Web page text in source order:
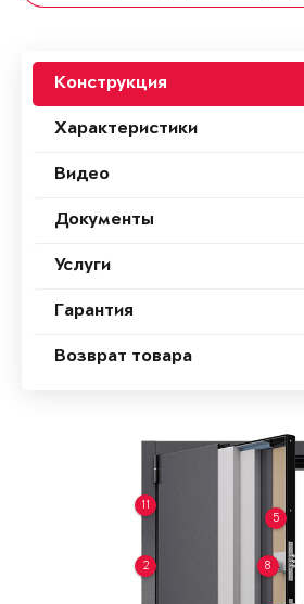
Конструкция
Характеристики
Видео
Документы
Услуги
Гарантия
Возврат товара
2
5
8
11